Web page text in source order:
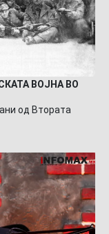
ВОЈНА ВО
од Втората